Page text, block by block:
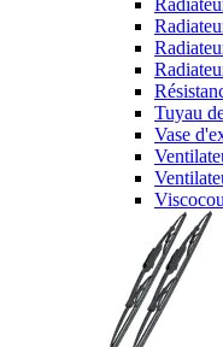
Tuyau
Vase